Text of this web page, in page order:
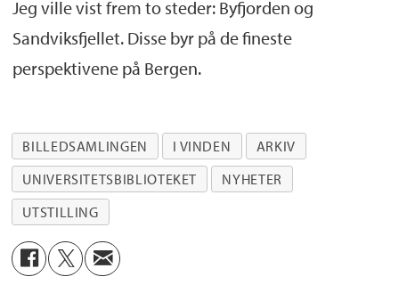
Jeg ville vist frem to steder: Byfjorden og
Sandviksfjellet. Disse byr på de fineste
perspektivene på Bergen.
BILLEDSAMLINGEN I VINDEN
ARKIV
UNIVERSITETSBIBLIOTEKET
NYHETER
UTSTILLING